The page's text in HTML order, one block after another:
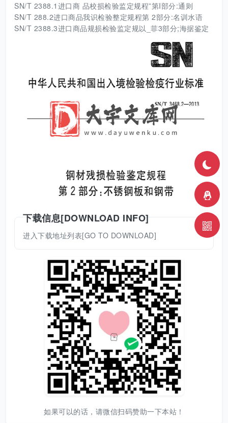
SN/T 2388.1进口商 品校损检验监定规程”第I部分:通则
SN/T 288.2进口商品我识检验整定规程第 2部分:名训水语
SN/T 2388.3进口商品规损检验监定规以_菲3部分;海据鉴定
下载信息[DOWNLOAD INFO]
进入下载地址列表[GO TO DOWNLOAD]
如果可以的话，请微信扫码赞助一下本站！